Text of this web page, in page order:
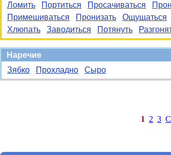
Ломить
Портиться Просачиваться
Примешиваться
Пронизать Ощущаться
Хлюпать
Заводиться Потянуть
Наречие
Зябко
Прохладно Сыро
1 2 3